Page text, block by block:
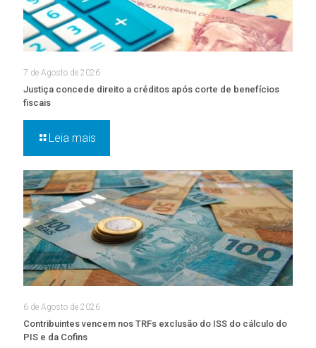
7 de Agosto de 2026
Justiça concede direito a créditos após corte de benefícios
fiscais
Leia mais
6 de Agosto de 2026
Contribuintes vencem nos TRFs exclusão do ISS do cálculo do
PIS e da Cofins